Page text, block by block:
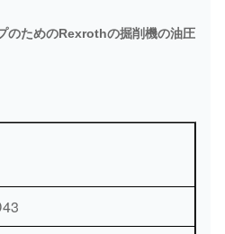
のためのRexrothの掘削機の油圧